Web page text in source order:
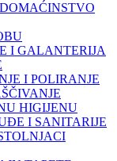
I GALANTERIJA
I POLIRANJE
HIGIJENU
I SANITARIJE